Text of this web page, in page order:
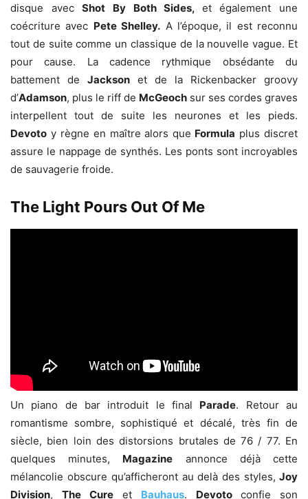
disque avecShot By Both Sides, et également une
coécriture avec Pete Shelley. A l’époque, il est reconnu
tout de suite comme un classique de la nouvelle vague. Et
pour cause. La cadence rythmique obsédante du
battement de Jackson et de la Rickenbacker groovy
d’Adamson, plus le riff de McGeoch sur ses cordes graves
interpellent tout de suite les neurones et les pieds.
Devoto y règne en maître alors que Formula plus discret
assure le nappage de synthés. Les ponts sont incroyables
de sauvagerie froide.
The Light Pours Out Of Me
Un piano de bar introduit le final Parade. Retour au
romantisme sombre, sophistiqué et décalé, très fin de
siècle, bien loin des distorsions brutales de 76 / 77. En
quelques minutes, Magazine annonce déjà cette
mélancolie obscure qu’afficheront au delà des styles, Joy
Division, The Cure et Bauhaus. Devotoconfie son